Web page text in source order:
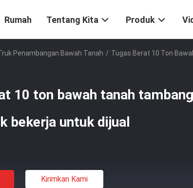
Rumah Tentang Kita Produk
Penambangan Bawah Tanah / Tugas Berat 10 Ton
10 ton bawah tanah
bekerja untuk dijual
Kirimkan Kami